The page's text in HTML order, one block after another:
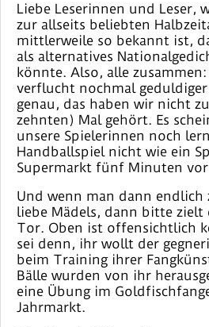
Liebe Leserinnen und Leser,
zur allseits beliebten
mittlerweile so bekannt ist,
als alternatives
könnte. Also, alle
verflucht nochmal geduldiger
genau, das haben wir nicht
zehnten) Mal gehört. Es
unsere Spielerinnen noch
Handballspiel nicht wie ein
Supermarkt fünf Minuten vor
Und wenn man dann
liebe Mädels, dann bitte
Tor. Oben ist offensichtlich
sei denn, ihr wollt der
beim Training ihrer
Bälle wurden von ihr
eine Übung im
Jahrmarkt.